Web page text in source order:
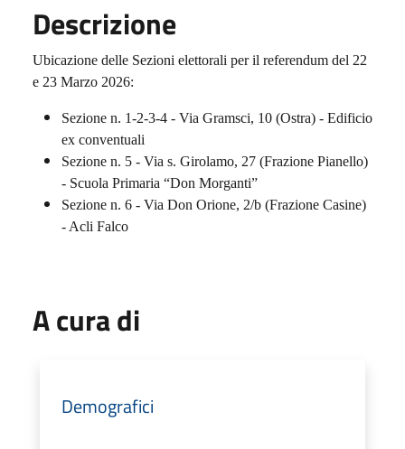
Descrizione
Ubicazione delle Sezioni elettorali per il referendum del 22
e 23 Marzo 2026:
Sezione n. 1-2-3-4 - Via Gramsci, 10 (Ostra) - Edificio
ex conventuali
Sezione n. 5 - Via s. Girolamo, 27 (Frazione Pianello)
- Scuola Primaria “Don Morganti”
Sezione n. 6 - Via Don Orione, 2/b (Frazione Casine)
- Acli Falco
A cura di
Demografici